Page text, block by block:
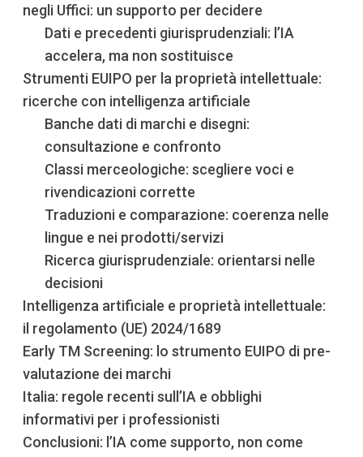
negli Uffici: un supporto per decidere
Dati e precedenti giurisprudenziali: l’IA
accelera, ma non sostituisce
Strumenti EUIPO per la proprietà intellettuale:
ricerche con intelligenza artificiale
Banche dati di marchi e disegni:
consultazione e confronto
Classi merceologiche: scegliere voci e
rivendicazioni corrette
Traduzioni e comparazione: coerenza nelle
lingue e nei prodotti/servizi
Ricerca giurisprudenziale: orientarsi nelle
decisioni
Intelligenza artificiale e proprietà intellettuale:
il regolamento (UE) 2024/1689
Early TM Screening: lo strumento EUIPO di pre-
valutazione dei marchi
Italia: regole recenti sull’IA e obblighi
informativi per i professionisti
Conclusioni: l’IA come supporto, non come